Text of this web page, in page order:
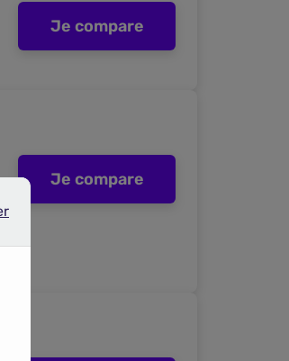
Je compare
Je compare